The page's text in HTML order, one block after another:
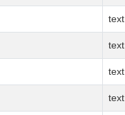
text
text
text
text